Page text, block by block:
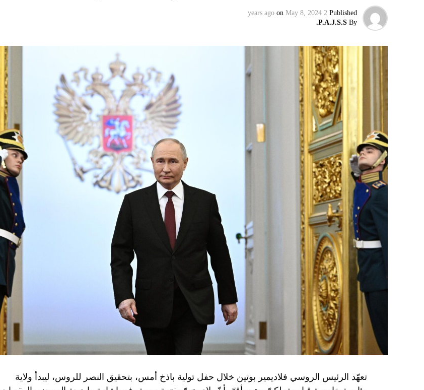
Published
2 years ago
on May 8, 2024
By
P.A.J.S.S.
تعهّد الرئيس الروسي فلاديمير بوتين خلال حفل تولية باذخ أمس، بتحقيق النصر للروس، ليبدأ ولاية